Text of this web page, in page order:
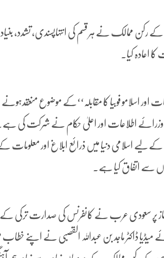
رکن ممالک نے ہر قسم کی انتہاپسندی، تشدد،
اعادہ کیا۔
اور اسلامو فوبیا کا مقابلہ‘‘کے موضوع
ممالک کے وزرائے اطلاعات اور اعلیٰ حکام نے شرکت
لیے اسلامی دنیا میں ذرائع ابلاغ اور معلومات
سے اتفاق کیا ہے۔
پر سعودی عرب نے کانفرنس کی صدارت ترکی
ڈاکٹر ماجد بن عبداللہ القصبی نے اپنے خطاب میں